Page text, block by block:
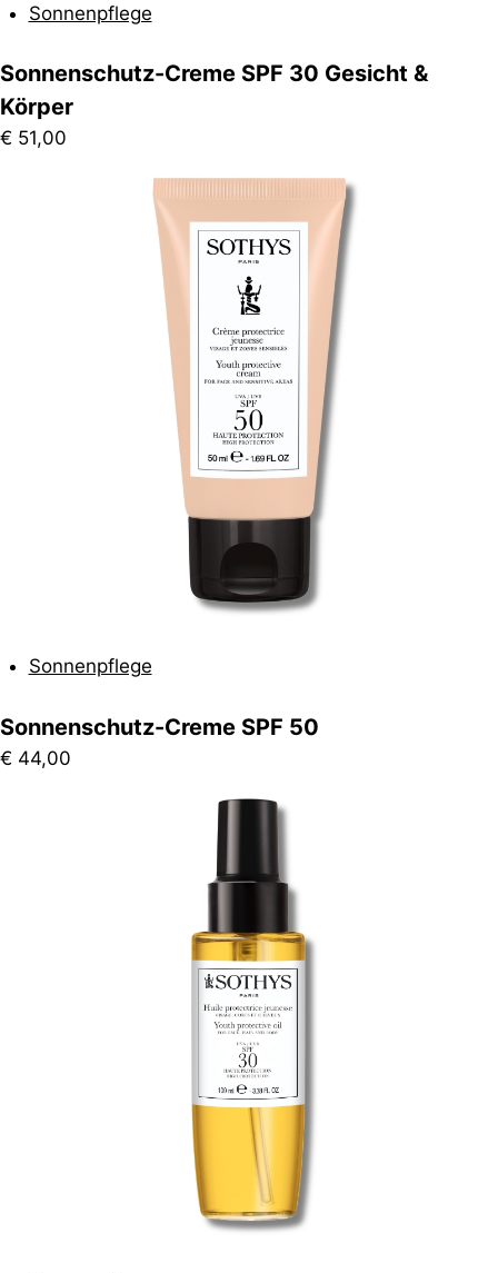
Sonnenpflege
Sonnenschutz-Creme SPF 30 Gesicht &
Körper
€ 51,00
Sonnenpflege
Sonnenschutz-Creme SPF 50
€ 44,00